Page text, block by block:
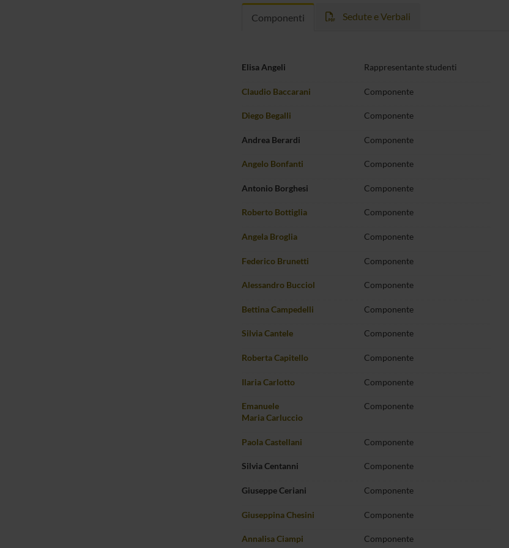
Componenti Sedute e Verbali
Elisa Angeli Rappresentante studenti
Claudio Baccarani Componente
Diego Begalli Componente
Andrea Berardi Componente
Angelo Bonfanti Componente
Antonio Borghesi Componente
Roberto Bottiglia Componente
Angela Broglia Componente
Federico Brunetti Componente
Alessandro Bucciol Componente
Bettina Campedelli Componente
Silvia Cantele Componente
Roberta Capitello Componente
Ilaria Carlotto Componente
Emanuele
Maria Carluccio
Componente
Paola Castellani Componente
Silvia Centanni Componente
Giuseppe Ceriani Componente
Giuseppina Chesini Componente
Annalisa Ciampi Componente